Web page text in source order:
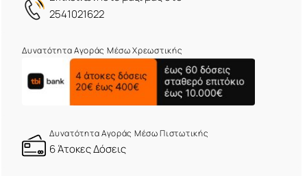
2541021622
Δυνατότητα Αγοράς Μέσω Χρεωστικής
Δυνατότητα Αγοράς Μέσω Πιστωτικής
6 Άτοκες Δόσεις